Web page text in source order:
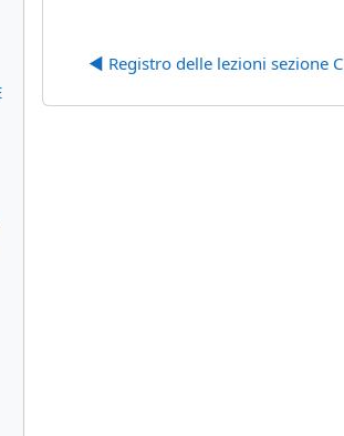
◀︎ Registro delle lezioni sezione C